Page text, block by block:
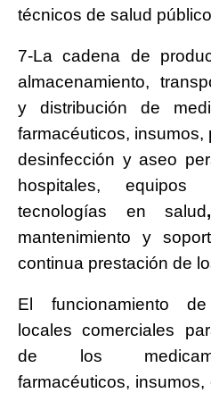
técnicos de salud
7-La cadena de
almacenamiento,
y distribución de
farmacéuticos, insumos,
desinfección y aseo
hospitales,
tecnologías en salud,
mantenimiento y
continua prestación de
El funcionamiento
locales comerciales
de los
farmacéuticos,